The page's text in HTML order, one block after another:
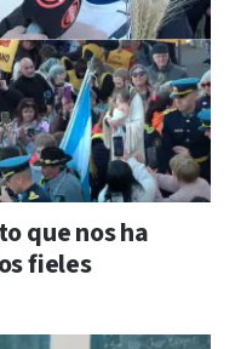
que nos ha
fieles